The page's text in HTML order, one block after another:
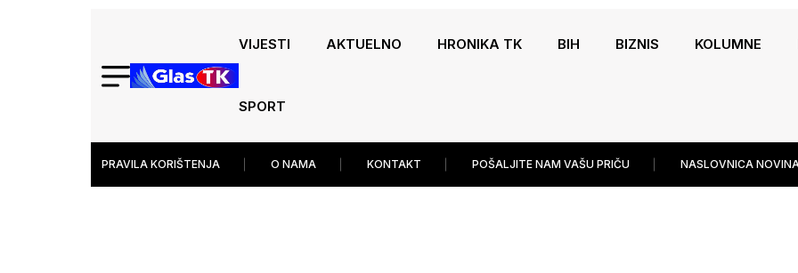
VIJESTI AKTUELNO HRONIKA TK BIH BIZNIS KOLUMNE
SPORT
PRAVILA KORIŠTENJA O NAMA KONTAKT POŠALJITE NAM VAŠU PRIČU NASLOVNICA